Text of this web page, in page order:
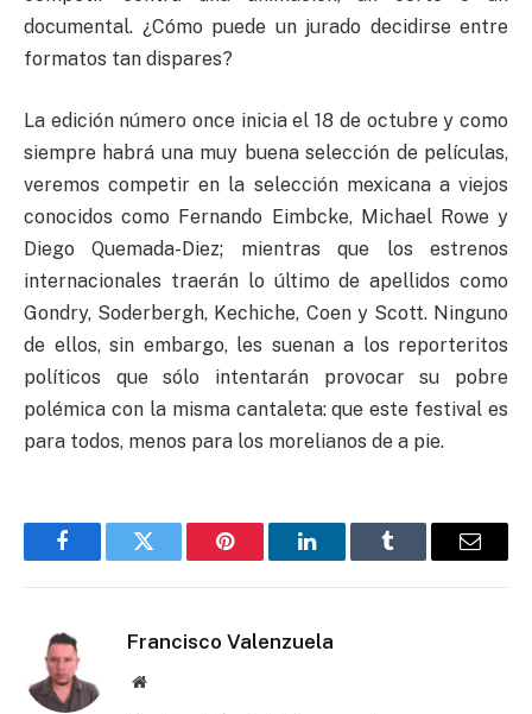
documental. ¿Cómo puede un jurado decidirse entre
formatos tan dispares?
La edición número once inicia el 18 de octubre y como
siempre habrá una muy buena selección de películas,
veremos competir en la selección mexicana a viejos
conocidos como Fernando Eimbcke, Michael Rowe y
Diego Quemada-Diez; mientras que los estrenos
internacionales traerán lo último de apellidos como
Gondry, Soderbergh, Kechiche, Coen y Scott. Ninguno
de ellos, sin embargo, les suenan a los reporteritos
políticos que sólo intentarán provocar su pobre
polémica con la misma cantaleta: que este festival es
para todos, menos para los morelianos de a pie.
FacebookTwitter Pinterest LinkedInTumblr Email
Francisco Valenzuela
Website